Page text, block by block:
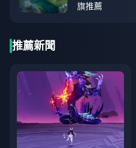
旗推薦
推薦新聞